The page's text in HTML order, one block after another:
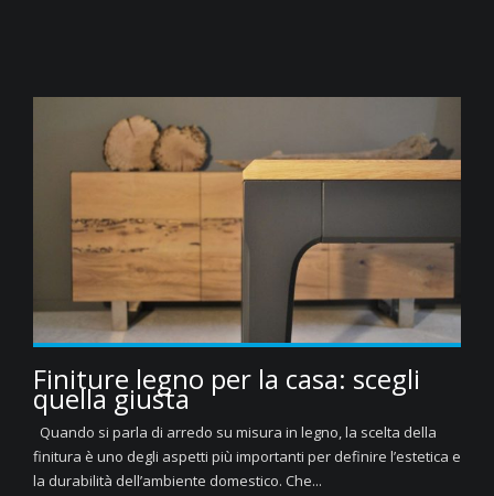
Finiture legno per la casa: scegli
quella giusta
Quando si parla di arredo su misura in legno, la scelta della
finitura è uno degli aspetti più importanti per definire l’estetica e
la durabilità dell’ambiente domestico. Che...